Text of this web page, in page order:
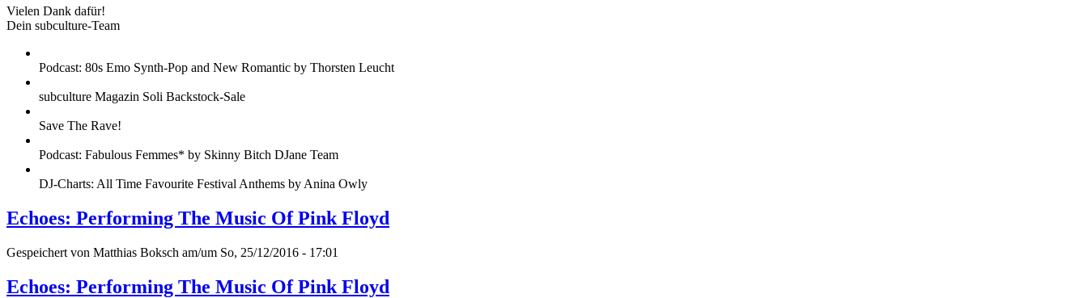
Vielen Dank dafür!
Dein subculture-Team
Podcast: 80s Emo Synth-Pop and New Romantic by Thorsten Leucht
subculture Magazin Soli Backstock-Sale
Save The Rave!
Podcast: Fabulous Femmes* by Skinny Bitch DJane Team
DJ-Charts: All Time Favourite Festival Anthems by Anina Owly
Echoes: Performing The Music Of Pink Floyd
Gespeichert von Matthias Boksch am/um So, 25/12/2016 - 17:01
Echoes: Performing The Music Of Pink Floyd